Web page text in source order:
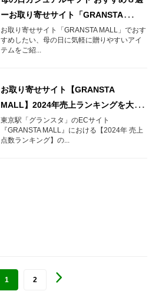
ーお取り寄せサイト「GRANSTA
MALL」ー
お取り寄せサイト「GRANSTA MALL」でおす
すめしたい、母の日に気軽に贈りやすいアイ
テムをご紹...
お取り寄せサイト【GRANSTA
MALL】2024年売上ランキングを大発
表！
東京駅「グランスタ」のECサイト
『GRANSTA MALL』における【2024年 売上
点数ランキング】の...
1 2